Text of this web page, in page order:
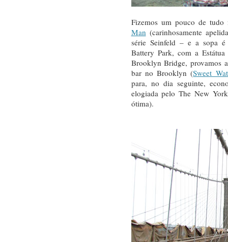
Fizemos um pouco de
Man (carinhosamente
série Seinfeld – e a sopa é
Battery Park, com a
Brooklyn Bridge, provamos
bar no Brooklyn (Sweet
para, no dia seguinte,
elogiada pelo The New
ótima).